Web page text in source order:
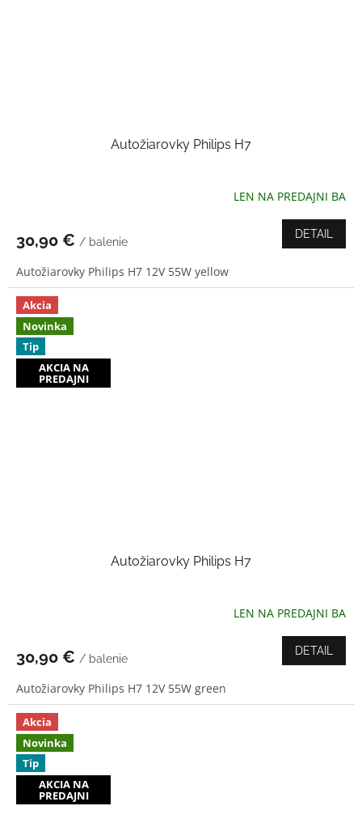
Autožiarovky Philips H7
je
z
5
hviezdičiek.
LEN NA PREDAJNI BA
30,90 € / balenie
DETAIL
Autožiarovky Philips H7 12V 55W yellow
Akcia
Novinka
Tip
AKCIA NA
PREDAJNI
Autožiarovky Philips H7
je
z
5
hviezdičiek.
LEN NA PREDAJNI BA
30,90 € / balenie
DETAIL
Autožiarovky Philips H7 12V 55W green
Akcia
Novinka
Tip
AKCIA NA
PREDAJNI